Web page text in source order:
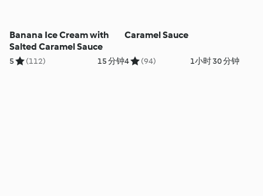
Banana Ice Cream with
Salted Caramel Sauce
5 (112) 15 分钟
Caramel Sauce
4 (94) 1小时 30 分钟